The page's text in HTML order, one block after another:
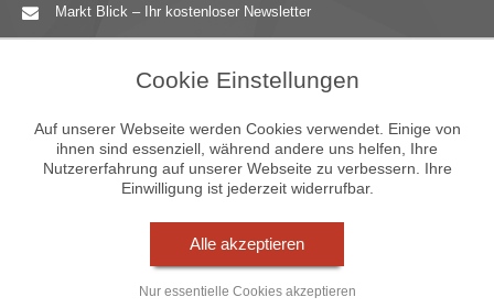
Markt Blick – Ihr kostenloser Newsletter
Unternehmensberatung
Ernährungsgewerbe
Einzelhandel
Bildung & Wissenschaft
Cookie Einstellungen
Auf unserer Webseite werden Cookies verwendet. Einige von
ihnen sind essenziell, während andere uns helfen, Ihre
Nutzererfahrung auf unserer Webseite zu verbessern. Ihre
Einwilligung ist jederzeit widerrufbar.
Alle akzeptieren
Nur essentielle Cookies akzeptieren